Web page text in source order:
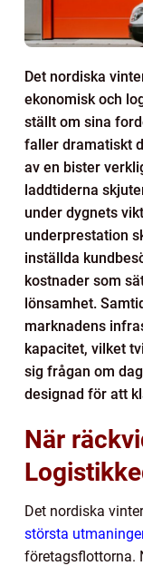
Det nordiska
ekonomisk och
ställt om sina
faller dramatiskt
av en bister
laddtiderna
under dygnets
underprestation
inställda
kostnader som
lönsamhet.
marknadens
kapacitet, vilket
sig frågan om
designad för att
När
Det nordiska
största
företagsflottorna.